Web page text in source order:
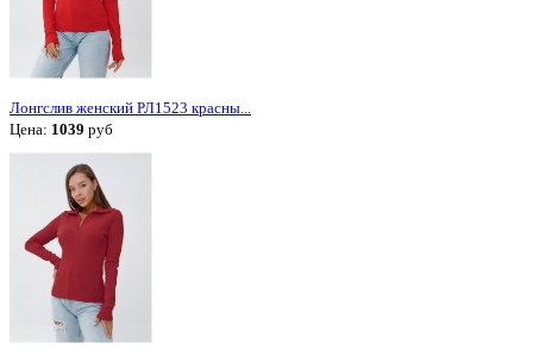
Лонгслив женский РЛ1523 красны...
Цена: 1039 руб